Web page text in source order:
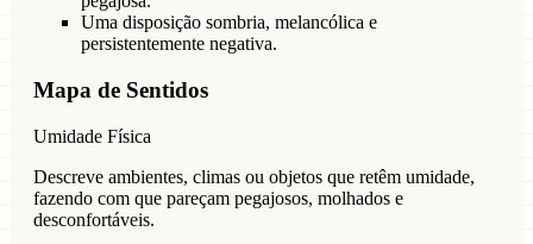
Uma disposição sombria, melancólica e
persistentemente negativa.
Mapa de Sentidos
Umidade Física
Descreve ambientes, climas ou objetos que retêm umidade,
fazendo com que pareçam pegajosos, molhados e
desconfortáveis.